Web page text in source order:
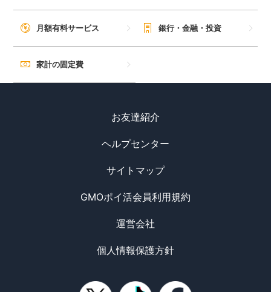
月額有料サービス 銀行・金融・投資
家計の固定費
お友達紹介
ヘルプセンター
サイトマップ
GMOポイ活会員利用規約
運営会社
個人情報保護方針